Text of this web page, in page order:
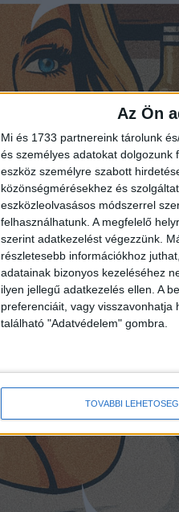
Az Ön
Mi és 1733 partnereink tárolunk
és személyes adatokat
eszköz személyre szabott
közönségmérésekhez és
eszközleolvasásos módszerrel
felhasználhatunk. A megfelelő
szerint adatkezelést végezzünk.
részletesebb információkhoz
adatainak bizonyos kezeléséhez
ilyen jellegű adatkezelés ellen. A
preferenciáit, vagy
található "Adatvédelem" gombra.
TOVÁBBI